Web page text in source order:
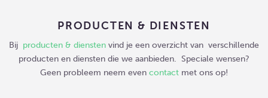
PRODUCTEN & DIENSTEN
Bij producten & diensten vind je een overzicht van verschillende
producten en diensten die we aanbieden. Speciale wensen?
Geen probleem neem even contact met ons op!